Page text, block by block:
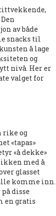
av både
snacks til
å lage
og
nivå. Her er
valget for
rike og
«tapas»
«å dekke»
med å
glasset
komme inn.
disse
en gratis